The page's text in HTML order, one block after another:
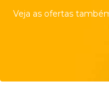
Veja as ofertas